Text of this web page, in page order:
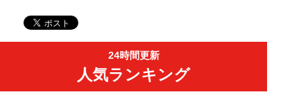
24時間更新
人気ランキング